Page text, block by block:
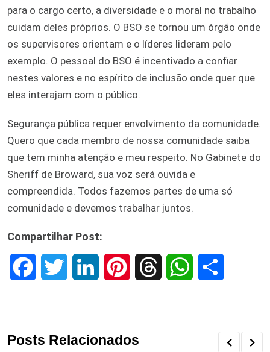
para o cargo certo, a diversidade e o moral no trabalho
cuidam deles próprios. O BSO se tornou um órgão onde
os supervisores orientam e o líderes lideram pelo
exemplo. O pessoal do BSO é incentivado a confiar
nestes valores e no espírito de inclusão onde quer que
eles interajam com o público.
Segurança pública requer envolvimento da comunidade.
Quero que cada membro de nossa comunidade saiba
que tem minha atenção e meu respeito. No Gabinete do
Sheriff de Broward, sua voz será ouvida e
compreendida. Todos fazemos partes de uma só
comunidade e devemos trabalhar juntos.
Compartilhar Post:
e t k t
Posts Relacionados